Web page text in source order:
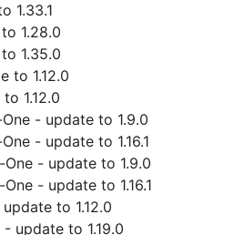
1.33.1
1.28.0
1.35.0
to 1.12.0
1.12.0
- update to 1.9.0
- update to 1.16.1
- update to 1.9.0
- update to 1.16.1
to 1.12.0
update to 1.19.0